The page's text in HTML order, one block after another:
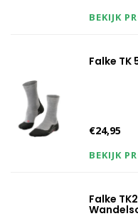
BEKIJK
Falke TK
€24,95
BEKIJK
Falke